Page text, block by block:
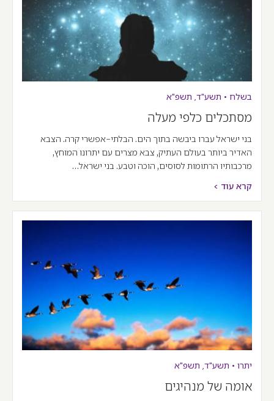
בשלח • תשע"ד, תשפ"א
מסתכלים כלפי מעלה
בני ישראל עברו ביבשה בתוך הים. הבלתי-אפשרי קרה. הצבא
האדיר ביותר בעולם העתיק, צבא מצרים עם יתרונו המוחץ,
מרכבותיו הרתומות לסוסים, הוכה וטבע. בני ישראל…
קרא עוד >
יתרו • תשע"ד, תשפ"א
אומה של מנהיגים